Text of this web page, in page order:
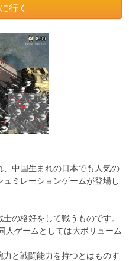
行く
中国生まれの日本でも人気の
ミレーションゲームが登場し
の格好をして戦うものです。
人ゲームとしては大ボリューム
と戦闘能力を持つとはものす